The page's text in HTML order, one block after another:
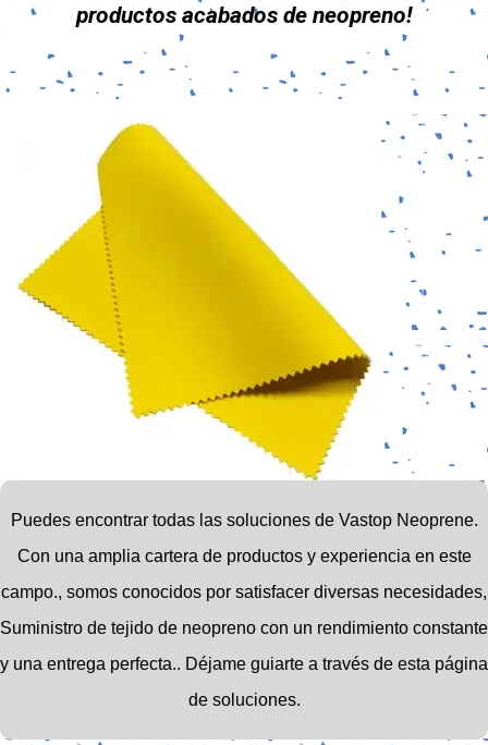
productos acabados de neopreno!
Puedes encontrar todas las soluciones de Vastop Neoprene.
Con una amplia cartera de productos y experiencia en este
campo., somos conocidos por satisfacer diversas necesidades,
Suministro de tejido de neopreno con un rendimiento constante
y una entrega perfecta.. Déjame guiarte a través de esta página
de soluciones.